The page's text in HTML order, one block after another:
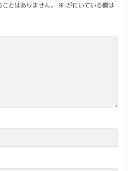
とはありません。 ※ が付いている欄は